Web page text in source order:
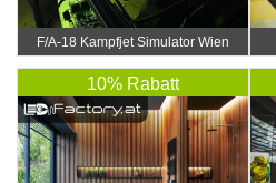
F/A-18 Kampfjet Simulator Wien
10% Rabatt